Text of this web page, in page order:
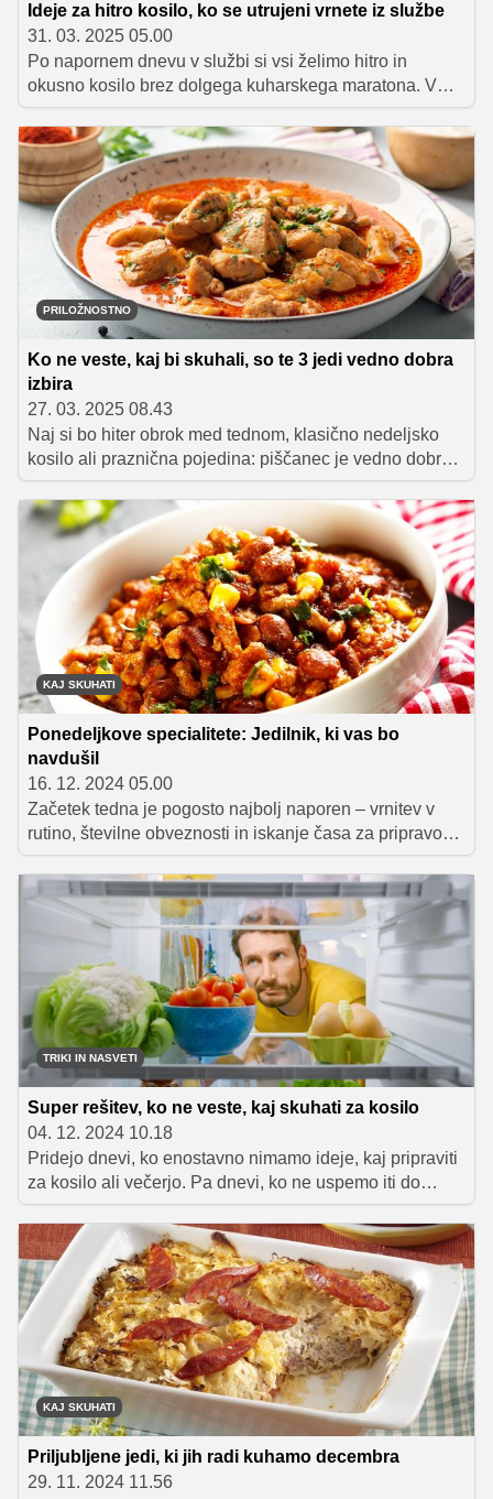
Ideje za hitro kosilo, ko se utrujeni vrnete iz službe
31. 03. 2025 05.00
Po napornem dnevu v službi si vsi želimo hitro in
okusno kosilo brez dolgega kuharskega maratona. V
tem članku najdete šest preprostih in hitrih idej za
okusne obroke, ki jih lahko pripravite v pol ure ali manj.
PRILOŽNOSTNO
Ko ne veste, kaj bi skuhali, so te 3 jedi vedno dobra
izbira
27. 03. 2025 08.43
Naj si bo hiter obrok med tednom, klasično nedeljsko
kosilo ali praznična pojedina: piščanec je vedno dobra
izbira. Nič čudnega torej, da se poraba piščančjega
mesa v Sloveniji stalno povečuje. Uporabimo ga lahko
za pripravo juh, enolončnic, rižot, lahko ga nadevamo,
paniramo, zavijemo, pripravimo v pečici ali na žaru.
Možnosti za pripravo piščanca je resnično ogromno, mi
pa danes predstavljamo 3 piščančje jedi, ki se še
posebej pogosto znajdejo na mizah slovenskih domov!
KAJ SKUHATI
Ponedeljkove specialitete: Jedilnik, ki vas bo
navdušil
16. 12. 2024 05.00
Začetek tedna je pogosto najbolj naporen – vrnitev v
rutino, številne obveznosti in iskanje časa za pripravo
obrokov so lahko pravi izziv. Da bi vam olajšali
ponedeljke, smo pripravili jedilnik z recepti, ki so hitri,
enostavni in obenem nadvse okusni. Te jedi vas bodo
navdušile s svojo preprostostjo in okusom ter poskrbele,
da bo začetek tedna prijetnejši.
TRIKI IN NASVETI
Super rešitev, ko ne veste, kaj skuhati za kosilo
04. 12. 2024 10.18
Pridejo dnevi, ko enostavno nimamo ideje, kaj pripraviti
za kosilo ali večerjo. Pa dnevi, ko ne uspemo iti do
trgovine in napolniti hladilnika in shrambe, zato pač
moramo skuhati nekaj iz sestavin, ki so nam na voljo. V
takih situacijah smo iskreno veseli vsakega priporočila
za okusen obrok in mi vemo, na koga se obrniti.
KAJ SKUHATI
Priljubljene jedi, ki jih radi kuhamo decembra
29. 11. 2024 11.56